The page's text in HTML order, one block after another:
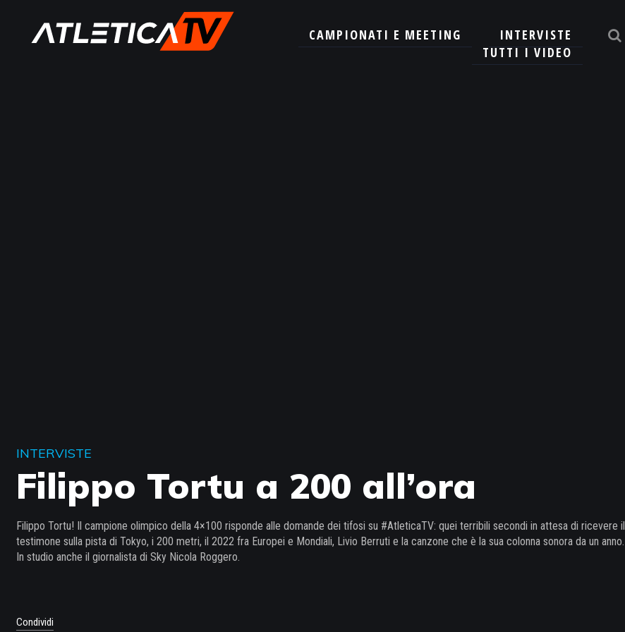
CAMPIONATI E MEETING
INTERVISTE
TUTTI I VIDEO
INTERVISTE
Filippo Tortu a 200 all’ora
Filippo Tortu! Il campione olimpico della 4×100 risponde alle domande dei tifosi su #AtleticaTV: quei terribili secondi in attesa di ricevere il
testimone sulla pista di Tokyo, i 200 metri, il 2022 fra Europei e Mondiali, Livio Berruti e la canzone che è la sua colonna sonora da un anno.
In studio anche il giornalista di Sky Nicola Roggero.
Condividi